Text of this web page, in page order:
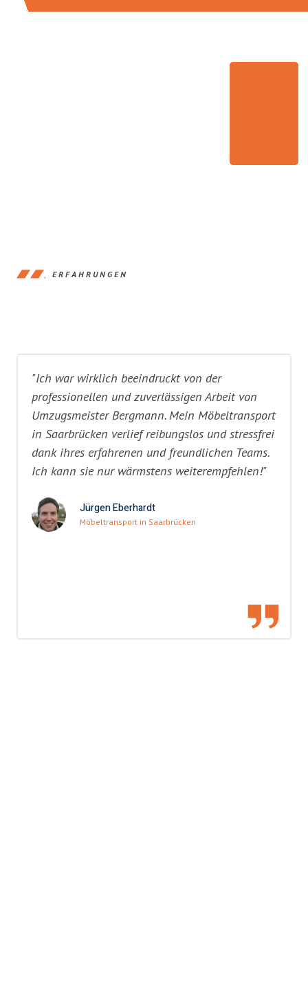
ERFAHRUNGEN
"Ich war wirklich beeindruckt von der
professionellen und zuverlässigen Arbeit von
Umzugsmeister Bergmann. Mein Möbeltransport
in Saarbrücken verlief reibungslos und stressfrei
dank ihres erfahrenen und freundlichen Teams.
Ich kann sie nur wärmstens weiterempfehlen!"
Jürgen Eberhardt
Möbeltransport in Saarbrücken